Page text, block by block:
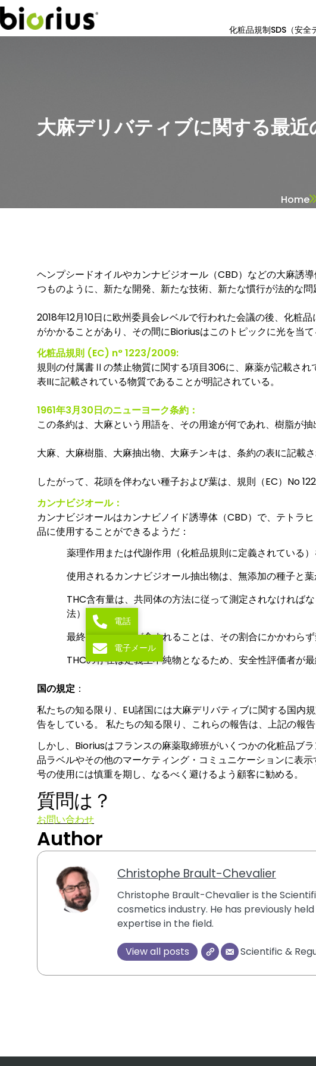
化粧品規制SDS（安全
大麻デリバティブに関する最近
Home
ヘンプシードオイルやカンナビジオール（CBD）などの大麻誘
つものように、新たな開発、新たな技術、新たな慣行が法的な
2018年12月10日に欧州委員会レベルで行われた会議の後、化粧
がかかることがあり、その間にBioriusはこのトピックに光を当て
化粧品規則 (EC) n° 1223/2009:
規則の付属書Ⅱの禁止物質に関する項目306に、麻薬が記載され
表IIに記載されている物質であることが明記されている。
1961年3月30日のニューヨーク条約：
この条約は、大麻という用語を、その用途が何であれ、樹脂が
大麻、大麻樹脂、大麻抽出物、大麻チンキは、条約の表Iに記載
したがって、花頭を伴わない種子および葉は、規則（EC）No
カンナビジオール：
カンナビジオールはカンナビノイド誘導体（CBD）で、テトラ
品に使用することができるようだ：
薬理作用または代謝作用（化粧品規則に定義されている
使用されるカンナビジオール抽出物は、無添加の種子と
THC含有量は、共同体の方法に従って測定されなければ
法）、
最終製品にTHCが含まれることは、その割合にかかわらず
THCの存在は定義上不純物となるため、安全性評価者が
国の規定 ：
私たちの知る限り、EU諸国には大麻デリバティブに関する国内
告をしている。 私たちの知る限り、これらの報告は、上記の報
しかし、Bioriusはフランスの麻薬取締班がいくつかの化粧品ブ
品ラベルやその他のマーケティング・コミュニケーションに表
号の使用には慎重を期し、なるべく避けるよう顧客に勧める。
質問は？
お問い合わせ
Author
Christophe Brault-Chevalier
Christophe Brault-Chevalier is the
cosmetics industry. He has previously
expertise in the field.
View all posts Scientific &
電話
電子メール